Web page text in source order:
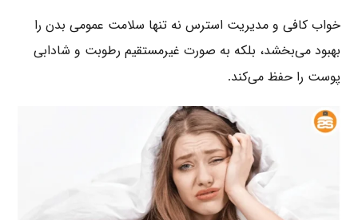
خواب کافی و مدیریت استرس نه تنها سلامت عمومی بدن را
بهبود می‌بخشد، بلکه به صورت غیرمستقیم رطوبت و شادابی
پوست را حفظ می‌کند.